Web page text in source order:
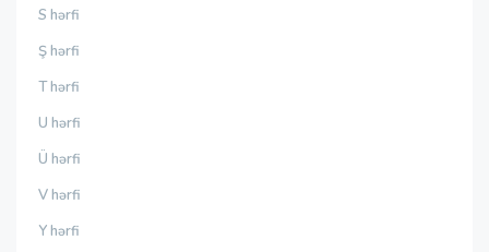
S hərfi
Ş hərfi
T hərfi
U hərfi
Ü hərfi
V hərfi
Y hərfi